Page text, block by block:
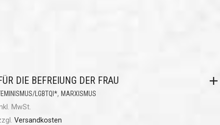
DIE BEFREIUNG DER FRAU
LGBTQI*, MARXISMUS
MwSt.
Versandkosten